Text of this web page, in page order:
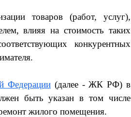
товаров (работ, услуг),
влияя на стоимость таких
конкурентных
Федерации(далее - ЖК РФ) в
быть указан в том числе
жилого помещения.